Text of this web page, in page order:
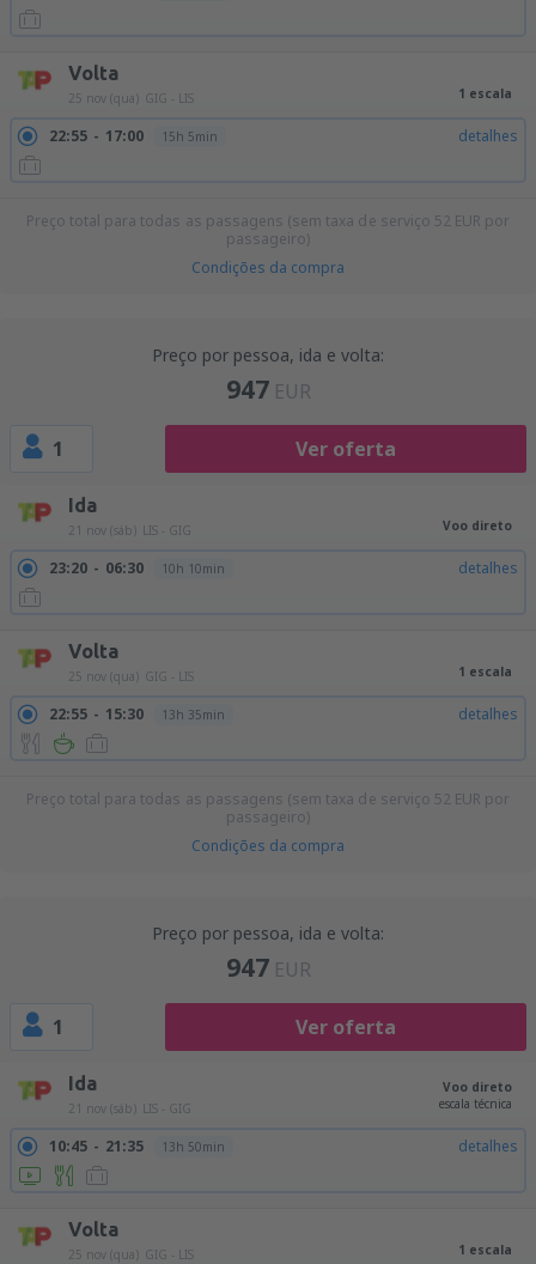
Volta
25 nov (qua) GIG - LIS 1 escala
22:55 17:00 15h 5min detalhes
Preço total para todas as passagens (sem taxa de serviço 52 EUR por
passageiro)
Condições da compra
Preço por pessoa, ida e volta:
947 EUR
1 Ver oferta
Ida
21 nov (sáb) LIS - GIG Voo direto
23:20 06:30 10h 10min detalhes
Volta
25 nov (qua) GIG - LIS 1 escala
22:55 15:30 13h 35min detalhes
Preço total para todas as passagens (sem taxa de serviço 52 EUR por
passageiro)
Condições da compra
Preço por pessoa, ida e volta:
947 EUR
1 Ver oferta
Ida
21 nov (sáb) LIS - GIG
Voo direto
escala técnica
10:45 21:35 13h 50min detalhes
Volta
25 nov (qua) GIG - LIS 1 escala